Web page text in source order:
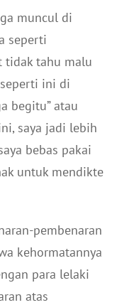
muncul di
seperti
tidak tahu malu
ini di
begitu” atau
saya jadi lebih
bebas pakai
untuk mendikte
pembenaran
kehormatannya
para lelaki
atas